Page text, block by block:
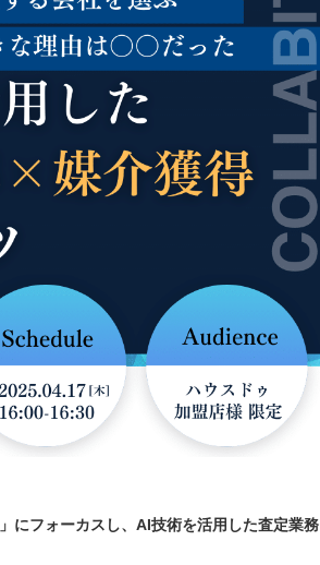
にフォーカスし、AI技術を活用した査定業務